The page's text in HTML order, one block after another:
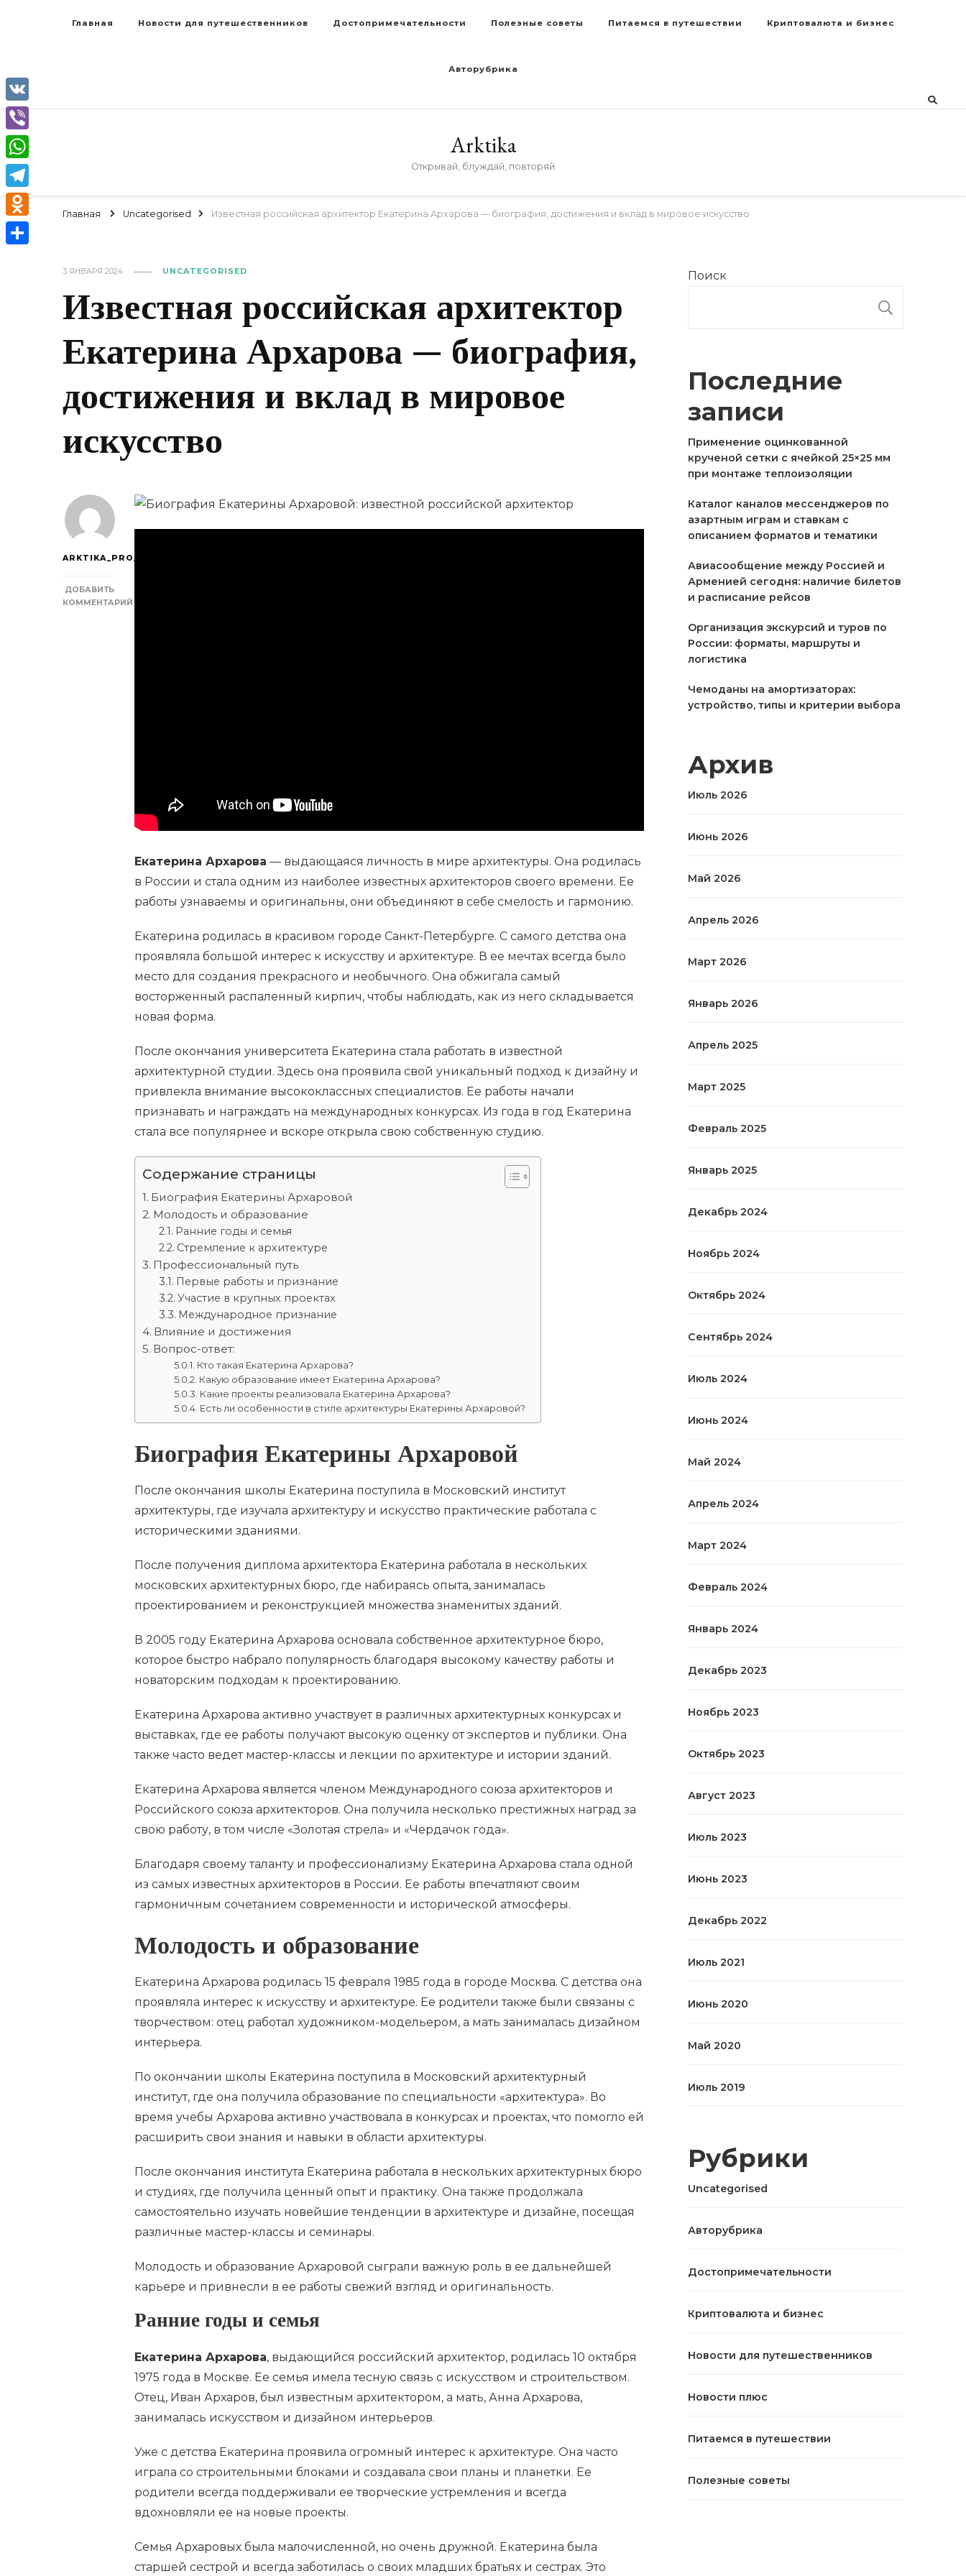
Главная Новости для путешественников Достопримечательности Полезные советы Питаемся в путешествии Криптовалюта и бизнес
Авторубрика
Arktika
Открывай, блуждай, повторяй
Главная Uncategorised Известная российская архитектор Екатерина Архарова — биография, достижения и вклад в мировое искусство
3 ЯНВАРЯ 2024 UNCATEGORISED
Известная российская архитектор
Екатерина Архарова — биография,
достижения и вклад в мировое
искусство
ARKTIKA_PRO_
ДОБАВИТЬ
КОММЕНТАРИЙ
Екатерина Архарова — выдающаяся личность в мире архитектуры. Она родилась
в России и стала одним из наиболее известных архитекторов своего времени. Ее
работы узнаваемы и оригинальны, они объединяют в себе смелость и гармонию.
Екатерина родилась в красивом городе Санкт-Петербурге. С самого детства она
проявляла большой интерес к искусству и архитектуре. В ее мечтах всегда было
место для создания прекрасного и необычного. Она обжигала самый
восторженный распаленный кирпич, чтобы наблюдать, как из него складывается
новая форма.
После окончания университета Екатерина стала работать в известной
архитектурной студии. Здесь она проявила свой уникальный подход к дизайну и
привлекла внимание высококлассных специалистов. Ее работы начали
признавать и награждать на международных конкурсах. Из года в год Екатерина
стала все популярнее и вскоре открыла свою собственную студию.
Содержание страницы
Биография Екатерины Архаровой
Молодость и образование
Ранние годы и семья
Стремление к архитектуре
Профессиональный путь
Первые работы и признание
Участие в крупных проектах
Международное признание
Влияние и достижения
Вопрос-ответ:
Кто такая Екатерина Архарова?
Какую образование имеет Екатерина Архарова?
Какие проекты реализовала Екатерина Архарова?
Есть ли особенности в стиле архитектуры Екатерины Архаровой?
Биография Екатерины Архаровой
После окончания школы Екатерина поступила в Московский институт
архитектуры, где изучала архитектуру и искусство практические работала с
историческими зданиями.
После получения диплома архитектора Екатерина работала в нескольких
московских архитектурных бюро, где набираясь опыта, занималась
проектированием и реконструкцией множества знаменитых зданий.
В 2005 году Екатерина Архарова основала собственное архитектурное бюро,
которое быстро набрало популярность благодаря высокому качеству работы и
новаторским подходам к проектированию.
Екатерина Архарова активно участвует в различных архитектурных конкурсах и
выставках, где ее работы получают высокую оценку от экспертов и публики. Она
также часто ведет мастер-классы и лекции по архитектуре и истории зданий.
Екатерина Архарова является членом Международного союза архитекторов и
Российского союза архитекторов. Она получила несколько престижных наград за
свою работу, в том числе «Золотая стрела» и «Чердачок года».
Благодаря своему таланту и профессионализму Екатерина Архарова стала одной
из самых известных архитекторов в России. Ее работы впечатляют своим
гармоничным сочетанием современности и исторической атмосферы.
Молодость и образование
Екатерина Архарова родилась 15 февраля 1985 года в городе Москва. С детства она
проявляла интерес к искусству и архитектуре. Ее родители также были связаны с
творчеством: отец работал художником-модельером, а мать занималась дизайном
интерьера.
По окончании школы Екатерина поступила в Московский архитектурный
институт, где она получила образование по специальности «архитектура». Во
время учебы Архарова активно участвовала в конкурсах и проектах, что помогло ей
расширить свои знания и навыки в области архитектуры.
После окончания института Екатерина работала в нескольких архитектурных бюро
и студиях, где получила ценный опыт и практику. Она также продолжала
самостоятельно изучать новейшие тенденции в архитектуре и дизайне, посещая
различные мастер-классы и семинары.
Молодость и образование Архаровой сыграли важную роль в ее дальнейшей
карьере и привнесли в ее работы свежий взгляд и оригинальность.
Ранние годы и семья
Екатерина Архарова, выдающийся российский архитектор, родилась 10 октября
1975 года в Москве. Ее семья имела тесную связь с искусством и строительством.
Отец, Иван Архаров, был известным архитектором, а мать, Анна Архарова,
занималась искусством и дизайном интерьеров.
Уже с детства Екатерина проявила огромный интерес к архитектуре. Она часто
играла со строительными блоками и создавала свои планы и планетки. Ее
родители всегда поддерживали ее творческие устремления и всегда
вдохновляли ее на новые проекты.
Семья Архаровых была малочисленной, но очень дружной. Екатерина была
старшей сестрой и всегда заботилась о своих младших братьях и сестрах. Это
Поиск
Последние
записи
Применение оцинкованной
крученой сетки с ячейкой 25×25 мм
при монтаже теплоизоляции
Каталог каналов мессенджеров по
азартным играм и ставкам с
описанием форматов и тематики
Авиасообщение между Россией и
Арменией сегодня: наличие билетов
и расписание рейсов
Организация экскурсий и туров по
России: форматы, маршруты и
логистика
Чемоданы на амортизаторах:
устройство, типы и критерии выбора
Архив
Июль 2026
Июнь 2026
Май 2026
Апрель 2026
Март 2026
Январь 2026
Апрель 2025
Март 2025
Февраль 2025
Январь 2025
Декабрь 2024
Ноябрь 2024
Октябрь 2024
Сентябрь 2024
Июль 2024
Июнь 2024
Май 2024
Апрель 2024
Март 2024
Февраль 2024
Январь 2024
Декабрь 2023
Ноябрь 2023
Октябрь 2023
Август 2023
Июль 2023
Июнь 2023
Декабрь 2022
Июль 2021
Июнь 2020
Май 2020
Июль 2019
Рубрики
Uncategorised
Авторубрика
Достопримечательности
Криптовалюта и бизнес
Новости для путешественников
Новости плюс
Питаемся в путешествии
Полезные советы
VK
Viber
WhatsApp
Telegram
Odnoklassniki